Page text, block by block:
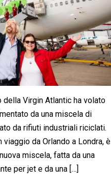
2
0
1
5
2
0
della Virgin Atlantic ha volato
da una miscela di
da rifiuti industriali riciclati.
viaggio da Orlando a Londra, è
miscela, fatta da una
per jet e da una […]